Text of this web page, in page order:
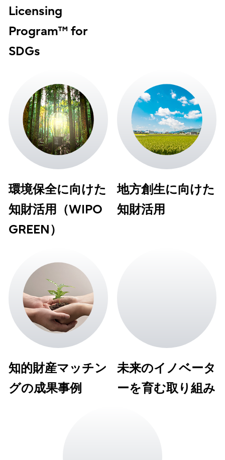
Licensing
Program™ for
SDGs
環境保全に向けた
知財活用（WIPO
GREEN）
地方創生に向けた
知財活用
知的財産マッチン
グの成果事例
未来のイノベータ
ーを育む取り組み